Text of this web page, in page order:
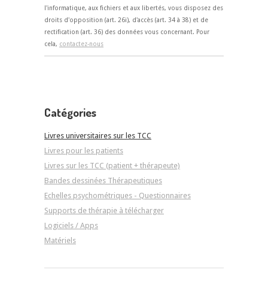
l'informatique, aux fichiers et aux libertés, vous disposez des
droits d'opposition (art. 26i), d'accès (art. 34 à 38) et de
rectification (art. 36) des données vous concernant. Pour
cela, contactez-nous
Catégories
Livres universitaires sur les TCC
Livres pour les patients
Livres sur les TCC (patient + thérapeute)
Bandes dessinées Thérapeutiques
Echelles psychométriques - Questionnaires
Supports de thérapie à télécharger
Logiciels / Apps
Matériels